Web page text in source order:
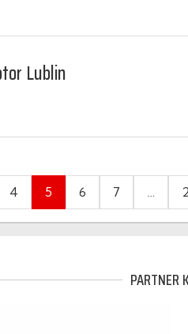
Lublin
4 5 6 7 …
PARTNER